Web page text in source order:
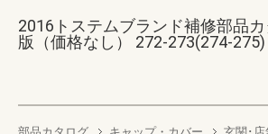
2016トステムブランド補修部品
版（価格なし） 272-273(274-275)